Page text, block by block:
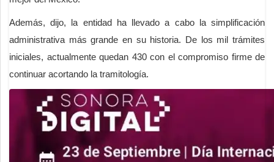
Además, dijo, la entidad ha llevado a cabo la simplificación
administrativa más grande en su historia. De los mil trámites
iniciales, actualmente quedan 430 con el compromiso firme de
continuar acortando la tramitología.